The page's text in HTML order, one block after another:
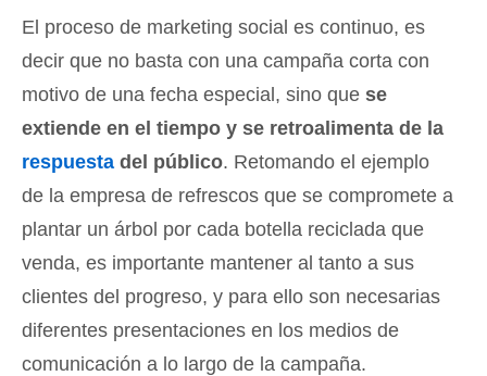
El proceso de marketing social es continuo, es
decir que no basta con una campaña corta con
motivo de una fecha especial, sino que se
extiende en el tiempo y se retroalimenta de la
respuesta del público. Retomando el ejemplo
de la empresa de refrescos que se compromete a
plantar un árbol por cada botella reciclada que
venda, es importante mantener al tanto a sus
clientes del progreso, y para ello son necesarias
diferentes presentaciones en los medios de
comunicación a lo largo de la campaña.